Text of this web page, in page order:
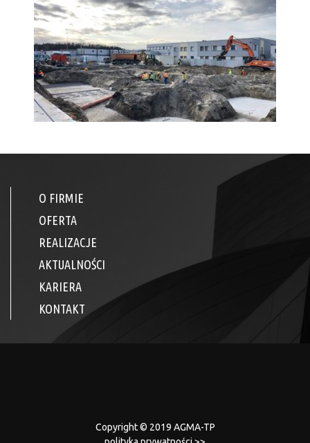
O FIRMIE
OFERTA
REALIZACJE
AKTUALNOŚCI
KARIERA
KONTAKT
Copyright © 2019 AGMA-TP